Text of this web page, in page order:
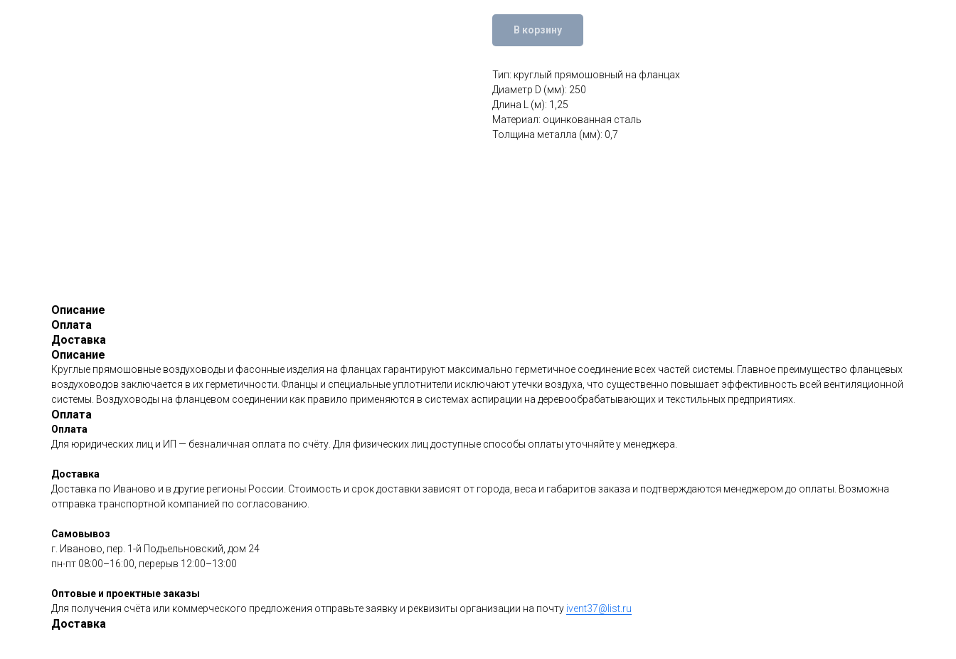
В корзину
Тип: круглый прямошовный на фланцах
Диаметр D (мм): 250
Длина L (м): 1,25
Материал: оцинкованная сталь
Толщина металла (мм): 0,7
Описание
Оплата
Доставка
Описание
Круглые прямошовные воздуховоды и фасонные изделия на фланцах гарантируют максимально герметичное соединение всех частей системы. Главное преимущество фланцевых
воздуховодов заключается в их герметичности. Фланцы и специальные уплотнители исключают утечки воздуха, что существенно повышает эффективность всей вентиляционной
системы. Воздуховоды на фланцевом соединении как правило применяются в системах аспирации на деревообрабатывающих и текстильных предприятиях.
Оплата
Оплата
Для юридических лиц и ИП — безналичная оплата по счёту. Для физических лиц доступные способы оплаты уточняйте у менеджера.
Доставка
Доставка по Иваново и в другие регионы России. Стоимость и срок доставки зависят от города, веса и габаритов заказа и подтверждаются менеджером до оплаты. Возможна
отправка транспортной компанией по согласованию.
Самовывоз
г. Иваново, пер. 1-й Подъельновский, дом 24
пн-пт 08:00–16:00, перерыв 12:00–13:00
Оптовые и проектные заказы
Для получения счёта или коммерческого предложения отправьте заявку и реквизиты организации на почту ivent37@list.ru
Доставка